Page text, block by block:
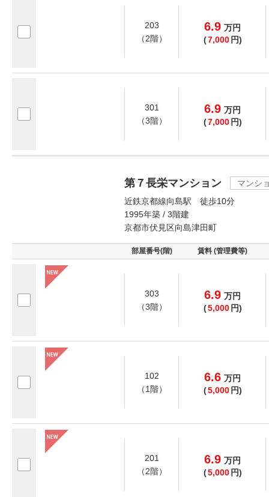
203
（2階）
6.9 万円
(7,000 円)
301
（3階）
6.9 万円
(7,000 円)
第７長栄マンション
マンシ
近鉄京都線向島駅 徒歩10分
1995年築 / 3階建
京都市伏見区向島津田町
部屋番号(階) 賃料 (管理費等)
303
（3階）
6.9 万円
(5,000 円)
102
（1階）
6.6 万円
(5,000 円)
201
（2階）
6.9 万円
(5,000 円)